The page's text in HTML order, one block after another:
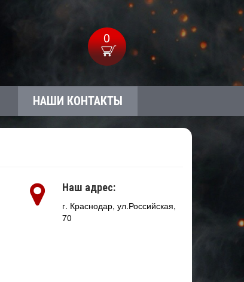
0
НАШИ КОНТАКТЫ
Наш адрес:
г. Краснодар, ул.Российская,
70